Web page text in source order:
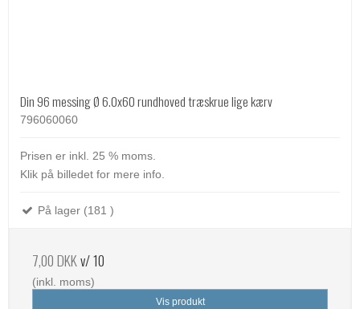
Din 96 messing Ø 6.0x60 rundhoved træskrue lige kærv
796060060
Prisen er inkl. 25 % moms.
Klik på billedet for mere info.
På lager (181 )
7,00 DKKv/ 10
(inkl. moms)
Vis produkt